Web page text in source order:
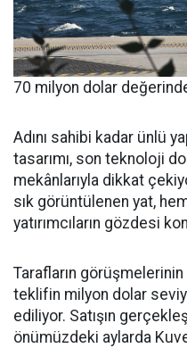
70 milyon dolar
Adını sahibi kadar ünlü
tasarımı, son teknoloji
mekânlarıyla dikkat
sık görüntülenen yat,
yatırımcıların gözdesi
Tarafların
teklifin milyon dolar
ediliyor. Satışın
önümüzdeki aylarda